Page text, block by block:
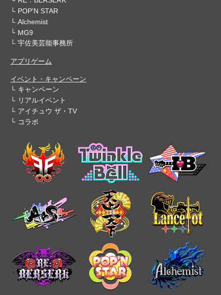
POP'N STAR
Alchemist
MG9
宇佐美芸能事務所
アプリゲーム
イベント・キャンペーン
キャンペーン
リアルイベント
アイチュウ ザ・TV
コラボ